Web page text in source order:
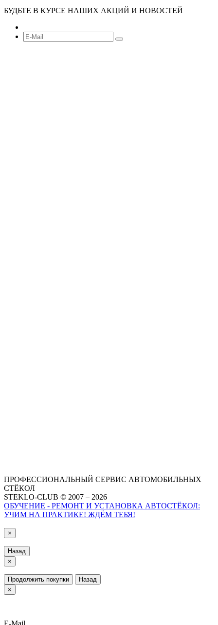
БУДЬТЕ В КУРСЕ НАШИХ АКЦИЙ И НОВОСТЕЙ
ПРОФЕССИОНАЛЬНЫЙ СЕРВИС АВТОМОБИЛЬНЫХ
СТЁКОЛ
STEKLO-CLUB © 2007 – 2026
ОБУЧЕНИЕ - РЕМОНТ И УСТАНОВКА АВТОСТЁКОЛ:
УЧИМ НА ПРАКТИКЕ! ЖДЁМ ТЕБЯ!
×
Назад
×
Продолжить покупки
Назад
×